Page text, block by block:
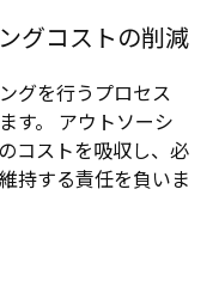
グコストの削減
グを行うプロセス
す。 アウトソーシ
コストを吸収し、必
持する責任を負いま